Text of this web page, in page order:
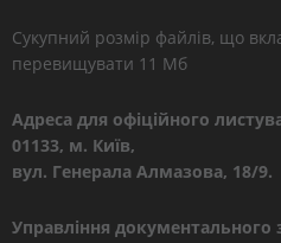
Сукупний розмір файлів, що
перевищувати 11 Мб
Адреса для офіційного
01133, м. Київ,
вул. Генерала Алмазова, 18/9.
Управління